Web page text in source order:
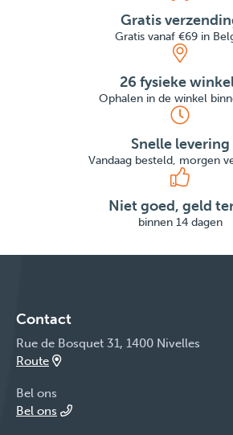
Gratis
Gratis vanaf €69 in
26 fysieke
Ophalen in de winkel
Snelle levering
Vandaag besteld, morgen
Niet goed, geld
binnen 14 dagen
Contact
Rue de Bosquet 31, 1400 Nivelles
Route
Bel ons
Bel ons